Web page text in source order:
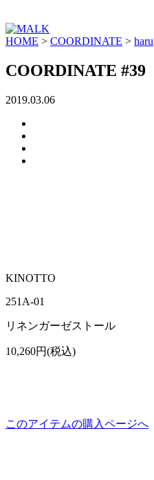
HOME > COORDINATE > haru
COORDINATE #39
2019.03.06
KINOTTO
251A-01
リネンガーゼストール
10,260円(税込)
このアイテムの購入ページへ